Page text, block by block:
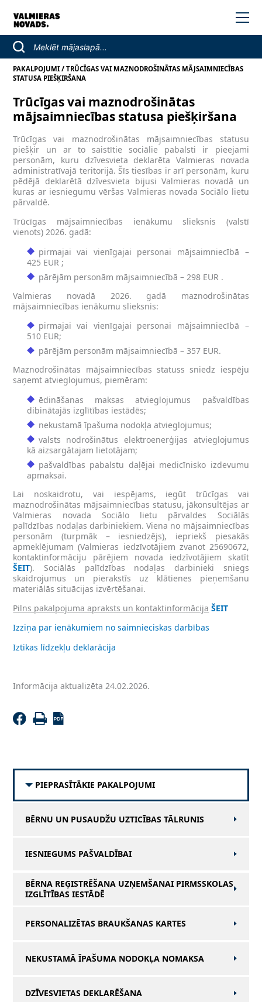
PAKALPOJUMI /TRŪCĪGAS VAI MAZNODROŠINĀTAS MĀJSAIMNIECĪBAS
STATUSA PIEŠĶIRŠANA
PIEPRASĪTĀKIE PAKALPOJUMI
BĒRNU UN PUSAUDŽU UZTICĪBAS TĀLRUNIS
IESNIEGUMS PAŠVALDĪBAI
BĒRNA REĢISTRĒŠANA UZŅEMŠANAI PIRMSSKOLAS
IZGLĪTĪBAS IESTĀDĒ
PERSONALIZĒTAS BRAUKŠANAS KARTES
NEKUSTAMĀ ĪPAŠUMA NODOKĻA NOMAKSA
DZĪVESVIETAS DEKLARĒŠANA
Trūcīgas vai maznodrošinātas
mājsaimniecības statusa piešķiršana
Trūcīgas vai maznodrošinātas mājsaimniecības statusu
piešķir un ar to saistītie sociālie pabalsti ir pieejami
personām, kuru dzīvesvieta deklarēta Valmieras novada
administratīvajā teritorijā. Šīs tiesības ir arī personām, kuru
pēdējā deklarētā dzīvesvieta bijusi Valmieras novadā un
kuras ar iesniegumu vēršas Valmieras novada Sociālo lietu
pārvaldē.
Trūcīgas mājsaimniecības ienākumu slieksnis (valstī
vienots) 2026. gadā:
pirmajai vai vienīgajai personai mājsaimniecībā –
425 EUR ;
pārējām personām mājsaimniecībā – 298 EUR .
Valmieras novadā 2026. gadā maznodrošinātas
mājsaimniecības ienākumu slieksnis:
pirmajai vai vienīgajai personai mājsaimniecībā –
510 EUR;
pārējām personām mājsaimniecībā – 357 EUR.
Maznodrošinātas mājsaimniecības statuss sniedz iespēju
saņemt atvieglojumus, piemēram:
ēdināšanas maksas atvieglojumus pašvaldības
dibinātajās izglītības iestādēs;
nekustamā īpašuma nodokļa atvieglojumus;
valsts nodrošinātus elektroenerģijas atvieglojumus
kā aizsargātajam lietotājam;
pašvaldības pabalstu daļējai medicīnisko izdevumu
apmaksai.
Lai noskaidrotu, vai iespējams, iegūt trūcīgas vai
maznodrošinātas mājsaimniecības statusu, jākonsultējas ar
Valmieras novada Sociālo lietu pārvaldes Sociālās
palīdzības nodaļas darbiniekiem. Viena no mājsaimniecības
personām (turpmāk – iesniedzējs), iepriekš piesakās
apmeklējumam (Valmieras iedzīvotājiem zvanot 25690672,
kontaktinformāciju pārējiem novada iedzīvotājiem skatīt
ŠEIT). Sociālās palīdzības nodaļas darbinieki sniegs
skaidrojumus un pierakstīs uz klātienes pieņemšanu
materiālās situācijas izvērtēšanai.
Pilns pakalpojuma apraksts un kontaktinformācija ŠEIT
Izziņa par ienākumiem no saimnieciskas darbības
Iztikas līdzekļu deklarācija
Informācija aktualizēta 24.02.2026.